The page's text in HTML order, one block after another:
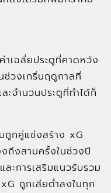
เฉลี่ยประตูที่คาดหวัง
วงเกริ่นฤดูกาลที่
จำนวนประตูที่ทำได้ก็
กคู่แข่งสร้าง xG
ถึงสามครั้งในช่วงปี
ะการเสริมแนวรับรวม
ถูกเสียต่ำลงในทุก